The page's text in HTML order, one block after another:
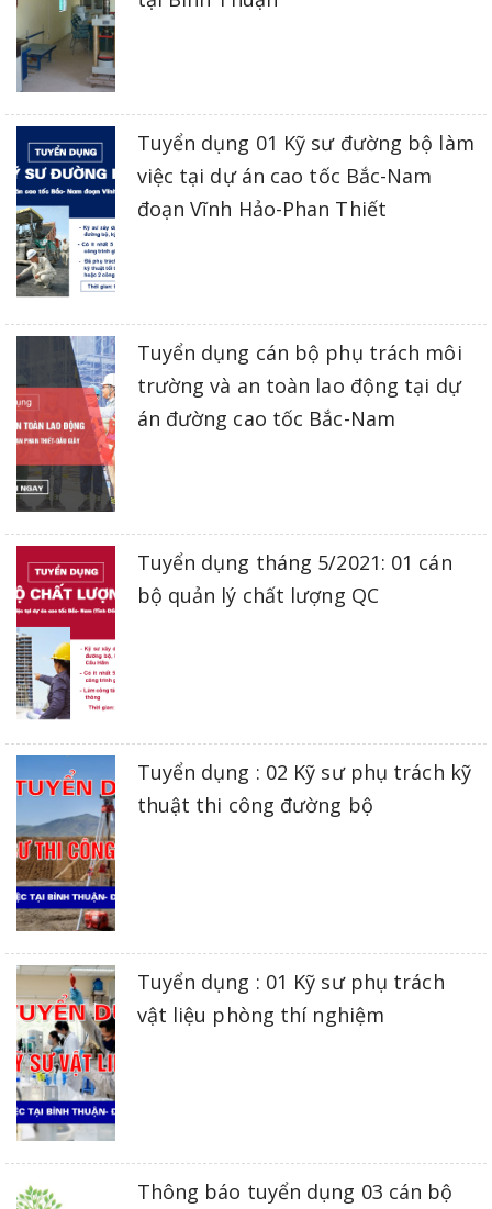
Tuyển dụng 01 Kỹ sư đường bộ làm
việc tại dự án cao tốc Bắc-Nam
đoạn Vĩnh Hảo-Phan Thiết
Tuyển dụng cán bộ phụ trách môi
trường và an toàn lao động tại dự
án đường cao tốc Bắc-Nam
Tuyển dụng tháng 5/2021: 01 cán
bộ quản lý chất lượng QC
Tuyển dụng : 02 Kỹ sư phụ trách kỹ
thuật thi công đường bộ
Tuyển dụng : 01 Kỹ sư phụ trách
vật liệu phòng thí nghiệm
Thông báo tuyển dụng 03 cán bộ